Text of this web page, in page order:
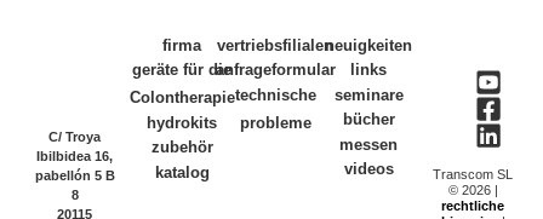
C/ Troya
Ibilbidea 16,
pabellón 5 B
8
20115
firma
geräte für die
Colontherapie
hydrokits
zubehör
katalog
vertriebsfilialen
anfrageformular
technische
probleme
neuigkeiten
links
seminare
bücher
messen
videos
Transcom SL
© 2026 |
rechtliche